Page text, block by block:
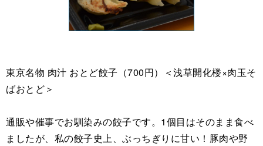
東京名物 肉汁 おとど餃子（700円）＜浅草開化楼×肉玉そ
ばおとど＞
通販や催事でお馴染みの餃子です。1個目はそのまま食べ
ましたが、私の餃子史上、ぶっちぎりに甘い！豚肉や野